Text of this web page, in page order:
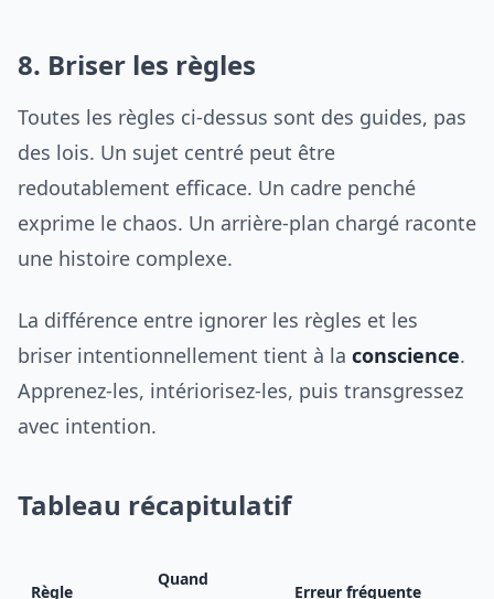
8. Briser les règles
Toutes les règles ci-dessus sont des guides, pas
des lois. Un sujet centré peut être
redoutablement efficace. Un cadre penché
exprime le chaos. Un arrière-plan chargé raconte
une histoire complexe.
La différence entre ignorer les règles et les
briser intentionnellement tient à la conscience.
Apprenez-les, intériorisez-les, puis transgressez
avec intention.
Tableau récapitulatif
Règle
Quand
Erreur fréquente